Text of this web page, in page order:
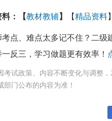
：【教材教辅】 【精品资料
考点、难点太多记不住？二级
反三，学习做题更有效率！
考试政策、内容不断变化与调整
部门公布的内容为准！